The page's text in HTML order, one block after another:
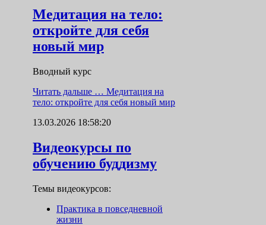
Медитация на тело:
откройте для себя
новый мир
Вводный курс
Читать дальше … Медитация на
тело: откройте для себя новый мир
13.03.2026 18:58:20
Видеокурсы по
обучению буддизму
Темы видеокурсов:
Практика в повседневной
жизни